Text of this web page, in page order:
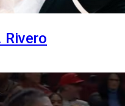
Rivero